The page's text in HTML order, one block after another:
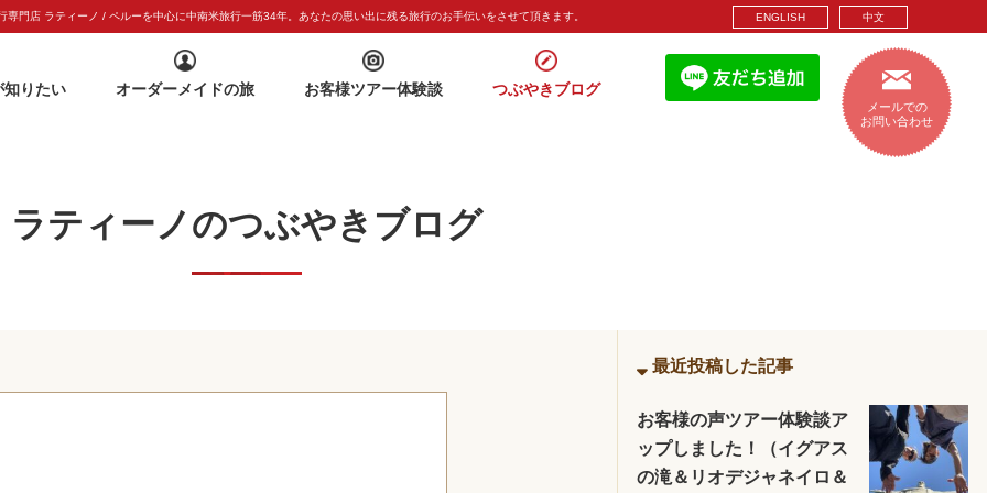
専門店 ラティーノ / ペルーを中心に中南米旅行一筋34年。あなたの思い出に残る旅行のお手伝いをさせて頂きます。 ENGLISH 中文
知りたい オーダーメイドの旅 お客様ツアー体験談 つぶやきブログ
メールでの
お問い合わせ
ラティーノのつぶやきブログ
最近投稿した記事
お客様の声ツアー体験談ア
ップしました！（イグアス
の滝＆リオデジャネイロ＆